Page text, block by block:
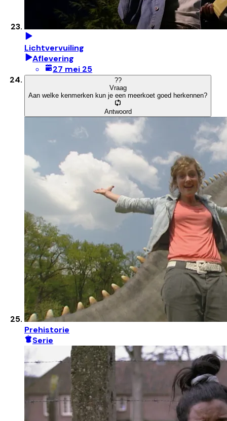
Lichtvervuiling
Aflevering
27 mei 25
??
Vraag
Aan welke kenmerken kun je een meerkoet goed herkennen?
Antwoord
Prehistorie
Serie